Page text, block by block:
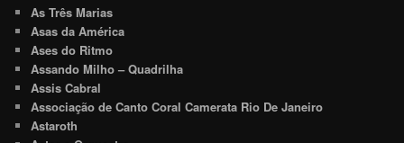
As Três Marias
Asas da América
Ases do Ritmo
Assando Milho – Quadrilha
Assis Cabral
Associação de Canto Coral Camerata Rio De Janeiro
Astaroth